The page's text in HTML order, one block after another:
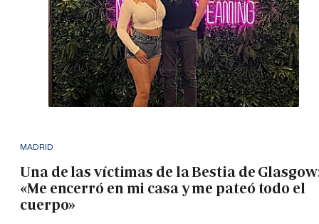
MADRID
Una de las víctimas de la Bestia de
«Me encerró en mi casa y me pateó todo el
cuerpo»